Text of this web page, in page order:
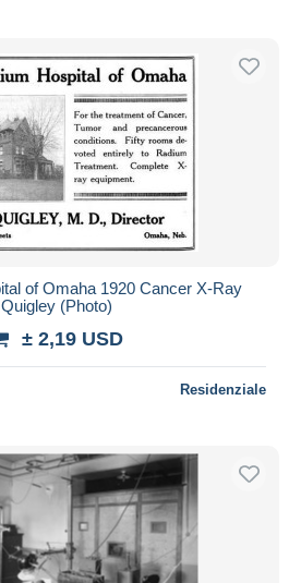
of Omaha 1920 Cancer X-Ray
Quigley (Photo)
± 2,19 USD
Residenziale